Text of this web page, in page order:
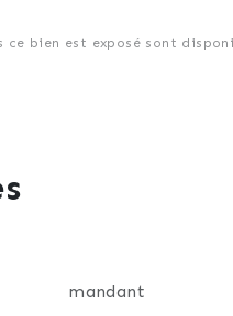
ce bien est exposé sont
mandant